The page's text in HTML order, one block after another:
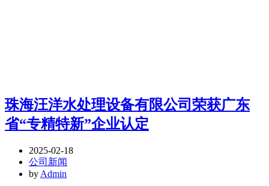
珠海汪洋水处理设备有限公司荣获广东
省“专精特新”企业认定
2025-02-18
公司新闻
by Admin